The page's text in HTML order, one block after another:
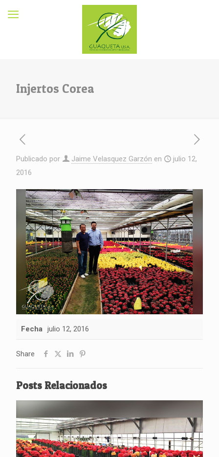
Injertos Corea
Publicado por Jaime Velasquez Garzón en
julio 12,
2016
Fecha julio 12, 2016
Share
Posts Relacionados